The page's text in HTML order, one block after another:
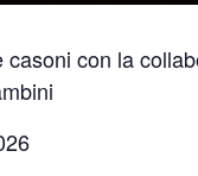
casoni con la